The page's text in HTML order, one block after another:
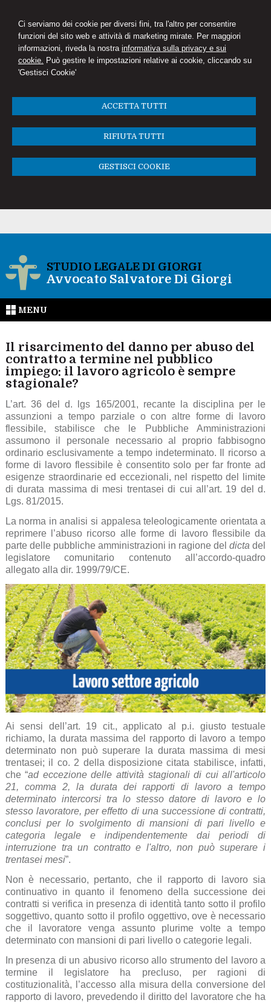
Ci serviamo dei cookie per diversi fini, tra l'altro per consentire
funzioni del sito web e attività di marketing mirate. Per maggiori
informazioni, riveda la nostra informativa sulla privacy e sui
cookie. Può gestire le impostazioni relative ai cookie, cliccando su
'Gestisci Cookie'
ACCETTA TUTTI
RIFIUTA TUTTI
GESTISCI COOKIE
STUDIO LEGALE DI GIORGI
Avvocato Salvatore Di Giorgi
MENU
Il risarcimento del danno per abuso del
contratto a termine nel pubblico
impiego: il lavoro agricolo è sempre
stagionale?
L’art. 36 del d. lgs 165/2001, recante la disciplina per le
assunzioni a tempo parziale o con altre forme di lavoro
flessibile, stabilisce che le Pubbliche Amministrazioni
assumono il personale necessario al proprio fabbisogno
ordinario esclusivamente a tempo indeterminato. Il ricorso a
forme di lavoro flessibile è consentito solo per far fronte ad
esigenze straordinarie ed eccezionali, nel rispetto del limite
di durata massima di mesi trentasei di cui all’art. 19 del d.
Lgs. 81/2015.
La norma in analisi si appalesa teleologicamente orientata a
reprimere l’abuso ricorso alle forme di lavoro flessibile da
parte delle pubbliche amministrazioni in ragione deldictadel
legislatore comunitario contenuto all’accordo-quadro
allegato alla dir. 1999/79/CE.
Ai sensi dell’art. 19 cit., applicato al p.i. giusto testuale
richiamo, la durata massima del rapporto di lavoro a tempo
determinato non può superare la durata massima di mesi
trentasei; il co. 2 della disposizione citata stabilisce, infatti,
che “ad eccezione delle attività stagionali di cui all'articolo
21, comma 2, la durata dei rapporti di lavoro a tempo
determinato intercorsi tra lo stesso datore di lavoro e lo
stesso lavoratore, per effetto di una successione di contratti,
conclusi per lo svolgimento di mansioni di pari livello e
categoria legale e indipendentemente dai periodi di
interruzione tra un contratto e l'altro, non può superare i
trentasei mesi”.
Non è necessario, pertanto, che il rapporto di lavoro sia
continuativo in quanto il fenomeno della successione dei
contratti si verifica in presenza di identità tanto sotto il profilo
soggettivo, quanto sotto il profilo oggettivo, ove è necessario
che il lavoratore venga assunto plurime volte a tempo
determinato con mansioni di pari livello o categorie legali.
In presenza di un abusivo ricorso allo strumento del lavoro a
termine il legislatore ha precluso, per ragioni di
costituzionalità, l’accesso alla misura della conversione del
rapporto di lavoro, prevedendo il diritto del lavoratore che ha